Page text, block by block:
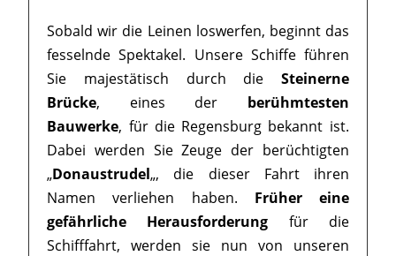
Sobald wir die Leinen loswerfen, beginnt das
fesselnde Spektakel. Unsere Schiffe führen
Sie majestätisch durch die Steinerne
Brücke, eines der berühmtesten
Bauwerke, für die Regensburg bekannt ist.
Dabei werden Sie Zeuge der berüchtigten
„Donaustrudel„, die dieser Fahrt ihren
Namen verliehen haben. Früher eine
gefährliche Herausforderung für die
Schifffahrt, werden sie nun von unseren